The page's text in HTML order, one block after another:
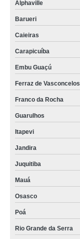
Alphaville
Barueri
Caieiras
Carapicuíba
Embu Guaçú
Ferraz de Vasconcelos
Franco da Rocha
Guarulhos
Itapevi
Jandira
Juquitiba
Mauá
Osasco
Poá
Rio Grande da Serra